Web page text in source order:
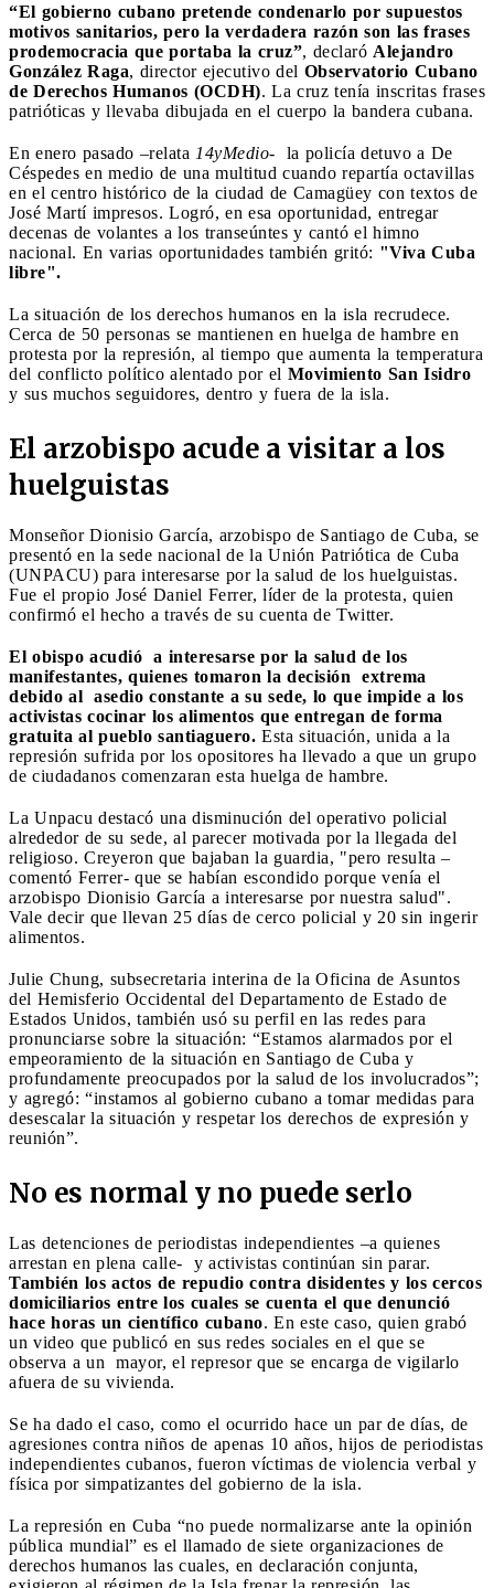
“El gobierno cubano pretende condenarlo por supuestos
motivos sanitarios, pero la verdadera razón son las frases
prodemocracia que portaba la cruz”, declaró Alejandro
González Raga, director ejecutivo del Observatorio Cubano
de Derechos Humanos (OCDH). La cruz tenía inscritas frases
patrióticas y llevaba dibujada en el cuerpo la bandera cubana.
En enero pasado –relata 14yMedio- la policía detuvo a De
Céspedes en medio de una multitud cuando repartía octavillas
en el centro histórico de la ciudad de Camagüey con textos de
José Martí impresos. Logró, en esa oportunidad, entregar
decenas de volantes a los transeúntes y cantó el himno
nacional. En varias oportunidades también gritó: "Viva Cuba
libre".
La situación de los derechos humanos en la isla recrudece.
Cerca de 50 personas se mantienen en huelga de hambre en
protesta por la represión, al tiempo que aumenta la temperatura
del conflicto político alentado por el Movimiento San Isidro
y sus muchos seguidores, dentro y fuera de la isla.
El arzobispo acude a visitar a los
huelguistas
Monseñor Dionisio García, arzobispo de Santiago de Cuba, se
presentó en la sede nacional de la Unión Patriótica de Cuba
(UNPACU) para interesarse por la salud de los huelguistas.
Fue el propio José Daniel Ferrer, líder de la protesta, quien
confirmó el hecho a través de su cuenta de Twitter.
El obispo acudió a interesarse por la salud de los
manifestantes, quienes tomaron la decisión extrema
debido al asedio constante a su sede, lo que impide a los
activistas cocinar los alimentos que entregan de forma
gratuita al pueblo santiaguero. Esta situación, unida a la
represión sufrida por los opositores ha llevado a que un grupo
de ciudadanos comenzaran esta huelga de hambre.
La Unpacu destacó una disminución del operativo policial
alrededor de su sede, al parecer motivada por la llegada del
religioso. Creyeron que bajaban la guardia, "pero resulta –
comentó Ferrer- que se habían escondido porque venía el
arzobispo Dionisio García a interesarse por nuestra salud".
Vale decir que llevan 25 días de cerco policial y 20 sin ingerir
alimentos.
Julie Chung, subsecretaria interina de la Oficina de Asuntos
del Hemisferio Occidental del Departamento de Estado de
Estados Unidos, también usó su perfil en las redes para
pronunciarse sobre la situación: “Estamos alarmados por el
empeoramiento de la situación en Santiago de Cuba y
profundamente preocupados por la salud de los involucrados”;
y agregó: “instamos al gobierno cubano a tomar medidas para
desescalar la situación y respetar los derechos de expresión y
reunión”.
No es normal y no puede serlo
Las detenciones de periodistas independientes –a quienes
arrestan en plena calle- y activistas continúan sin parar.
También los actos de repudio contra disidentes y los cercos
domiciliarios entre los cuales se cuenta el que denunció
hace horas un científico cubano. En este caso, quien grabó
un video que publicó en sus redes sociales en el que se
observa a un mayor, el represor que se encarga de vigilarlo
afuera de su vivienda.
Se ha dado el caso, como el ocurrido hace un par de días, de
agresiones contra niños de apenas 10 años, hijos de periodistas
independientes cubanos, fueron víctimas de violencia verbal y
física por simpatizantes del gobierno de la isla.
La represión en Cuba “no puede normalizarse ante la opinión
pública mundial” es el llamado de siete organizaciones de
derechos humanos las cuales, en declaración conjunta,